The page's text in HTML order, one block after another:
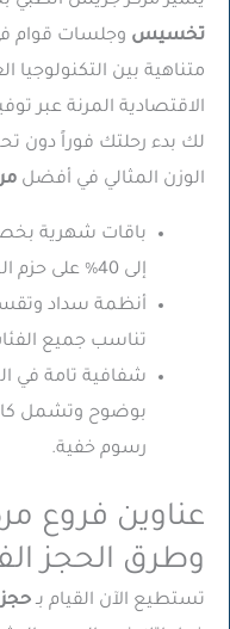
تخسيس وجلسات قوام
متناهية بين التكنولوجيا
الاقتصادية المرنة عبر
لك بدء رحلتك فوراً دون
الوزن المثالي في أفضل
باقات شهرية
إلى 40% على حزم الجلسات المكثفة والمتابعات الطبية.
أنظمة سداد
تناسب جميع
شفافية تامة في
بوضوح وتشمل
رسوم خفية.
عناوين فروع
وطرق الحجز
تستطيع الآن القيام بـ